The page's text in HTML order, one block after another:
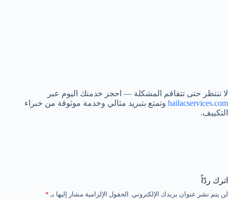
لا تنتظر حتى تتفاقم المشكلة — احجز خدمتك اليوم عبر
hailacservices.com وتمتع بتبريد مثالي وخدمة موثوقة من خبراء
التكييف.
اترك ردّاً
لن يتم نشر عنوان بريدك الإلكتروني. الحقول الإلزامية مشار إليها بـ *